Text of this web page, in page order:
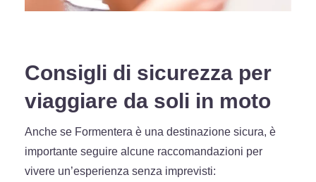
Consigli di sicurezza per
viaggiare da soli in moto
Anche se Formentera è una destinazione sicura, è
importante seguire alcune raccomandazioni per
vivere un’esperienza senza imprevisti: